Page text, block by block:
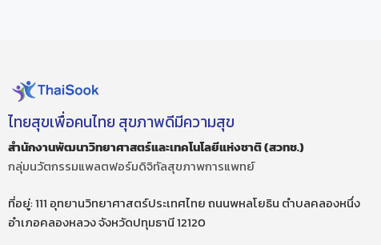
ไทยสุขเพื่อคนไทย สุขภาพดีมีความสุข
สำนักงานพัฒนาวิทยาศาสตร์และเทคโนโลยีแห่งชาติ (สวทช.)
กลุ่มนวัตกรรมแพลตฟอร์มดิจิทัลสุขภาพการแพทย์
ที่อยู่: 111 อุทยานวิทยาศาสตร์ประเทศไทย ถนนพหลโยธิน ตำบลคลองหนึ่ง
อำเภอคลองหลวง จังหวัดปทุมธานี 12120